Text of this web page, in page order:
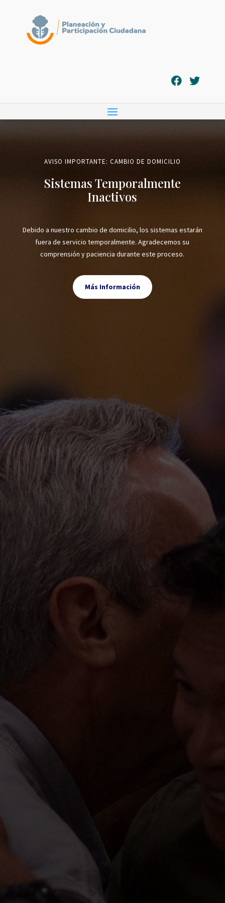
AVISO IMPORTANTE: CAMBIO DE DOMICILIO
Sistemas Temporalmente
Inactivos
Debido a nuestro cambio de domicilio, los sistemas estarán
fuera de servicio temporalmente. Agradecemos su
comprensión y paciencia durante este proceso.
Más Información